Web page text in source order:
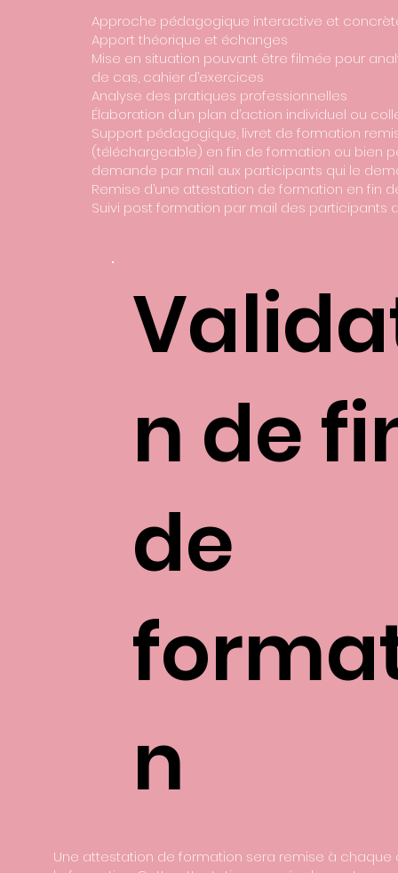
Approche pédagogique interactive et
Apport théorique et échanges
Mise en situation pouvant être filmée pour
de cas, cahier d’exercices
Analyse des pratiques professionnelles
Élaboration d’un plan d’action individuel ou
Support pédagogique, livret de formation
(téléchargeable) en fin de formation ou bien
demande par mail aux participants qui le
Remise d’une attestation de formation en fin
Suivi post formation par mail des participants
Une attestation de formation sera remise à chaque
n de
de
n